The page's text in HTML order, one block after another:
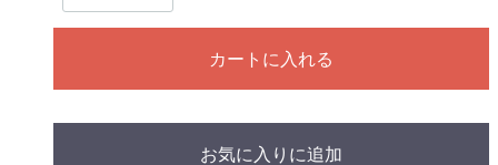
カートに入れる
お気に入りに追加